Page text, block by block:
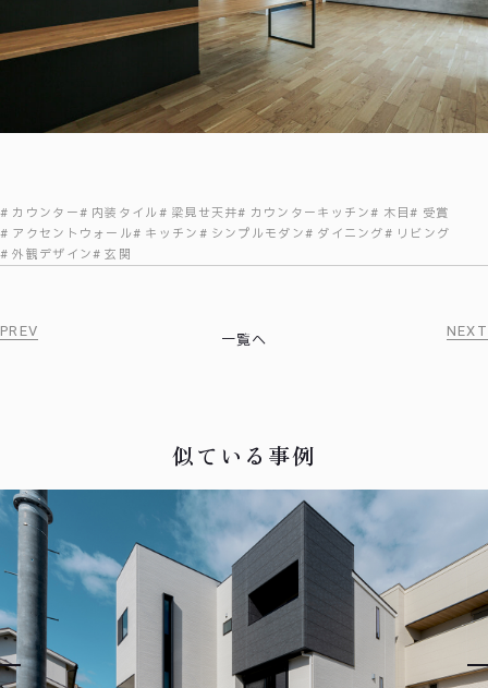
カウンター 内装タイル 梁見せ天井 カウンターキッチン 木目
受賞
アクセントウォール
キッチン シンプルモダン ダイニング
リビング
外観デザイン
玄関
PREV
一覧へ
NEXT
似ている事例